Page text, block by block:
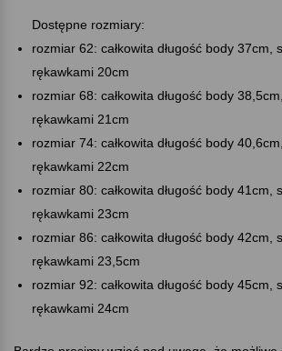
Dostępne rozmiary:
rozmiar 62: całkowita długość body 37cm,
rękawkami 20cm
rozmiar 68: całkowita długość body
rękawkami 21cm
rozmiar 74: całkowita długość body
rękawkami 22cm
rozmiar 80: całkowita długość body 41cm,
rękawkami 23cm
rozmiar 86: całkowita długość body 42cm,
rękawkami 23,5cm
rozmiar 92: całkowita długość body 45cm,
rękawkami 24cm